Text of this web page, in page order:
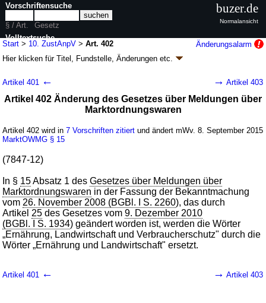
Start > 10. ZustAnpV >Art. 402
Änderungsalarm
Hier klicken fürTitel, Fundstelle, Änderungen etc.
Zuständigkeitsanpassungsverordnung (10.
ZustAnpVk.a.Abk.)
Abs. 3 G. v. 30.06.2017BGBl. I S. 2147
Geltung ab 08.09.2015, abweichend sieheArtikel 627
Artikel 401 ← → Artikel 403
Artikel 402 Änderung des Gesetzes über Meldungen über
Marktordnungswaren
Artikel 402 wird in7 Vorschriften zitiert und ändert mWv. 8. September 2015
MarktOWMG § 15
(7847-12)
In § 15Absatz 1 desGesetzes über Meldungen über
Marktordnungswaren in der Fassung der Bekanntmachung
vom 26. November 2008 (BGBl. I S. 2260), das durch
Artikel 25 des Gesetzes vom9. Dezember 2010
(BGBl. I S. 1934) geändert worden ist, werden die Wörter
„Ernährung, Landwirtschaft und Verbraucherschutz" durch die
Wörter „Ernährung und Landwirtschaft" ersetzt.
Artikel 401 ← → Artikel 403
Vorschriftensuche
§ / Art.
Gesetz
Volltextsuche
nur in 10. ZustAnpV
buzer.de
Normalansicht